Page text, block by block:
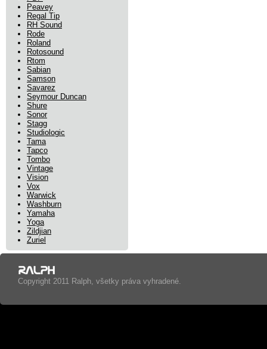
Peavey
Regal Tip
RH Sound
Rode
Roland
Rotosound
Rtom
Sabian
Samson
Savarez
Seymour Duncan
Shure
Sonor
Stagg
Studiologic
Tama
Tapco
Tombo
Vintage
Vision
Vox
Warwick
Washburn
Yamaha
Yoga
Zildjian
Zuriel
Copyright 2011 Ralph, všetky práva vyhradené.